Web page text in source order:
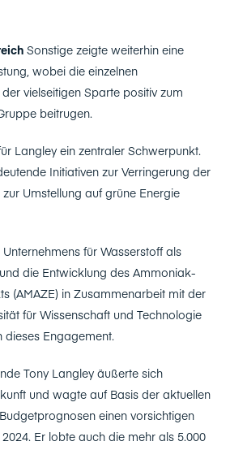
Sonstige zeigte weiterhin eine
wobei die einzelnen
vielseitigen Sparte positiv zum
beitrugen.
Langley ein zentraler Schwerpunkt.
Initiativen zur Verringerung der
Umstellung auf grüne Energie
für Wasserstoff als
die Entwicklung des Ammoniak-
(AMAZE) in Zusammenarbeit mit der
für Wissenschaft und Technologie
dieses Engagement.
Tony Langley äußerte sich
und wagte auf Basis der aktuellen
einen vorsichtigen
Er lobte auch die mehr als 5.000